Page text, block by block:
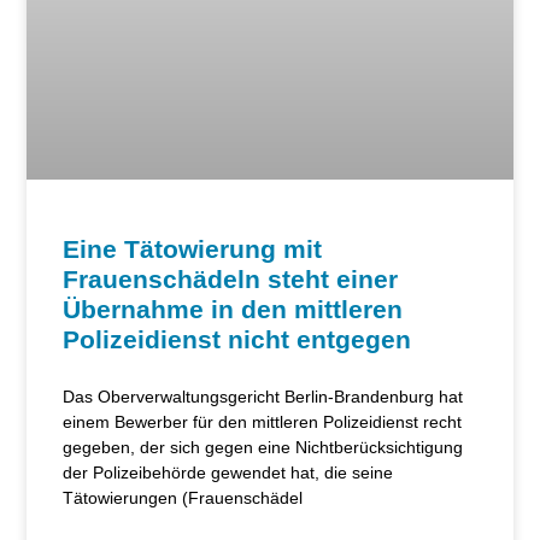
Eine Tätowierung mit
Frauenschädeln steht einer
Übernahme in den mittleren
Polizeidienst nicht entgegen
Das Oberverwaltungsgericht Berlin-Brandenburg hat
einem Bewerber für den mittleren Polizeidienst recht
gegeben, der sich gegen eine Nichtberücksichtigung
der Polizeibehörde gewendet hat, die seine
Tätowierungen (Frauenschädel